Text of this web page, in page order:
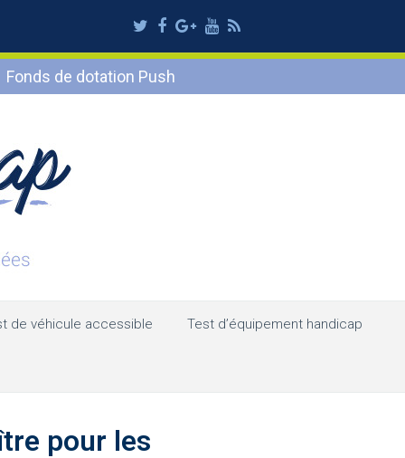
Twitter
Facebook
Google
Plus
Youtube
RSS
Fonds de dotation Push
de véhicule accessible Test d’équipement handicap
pour les